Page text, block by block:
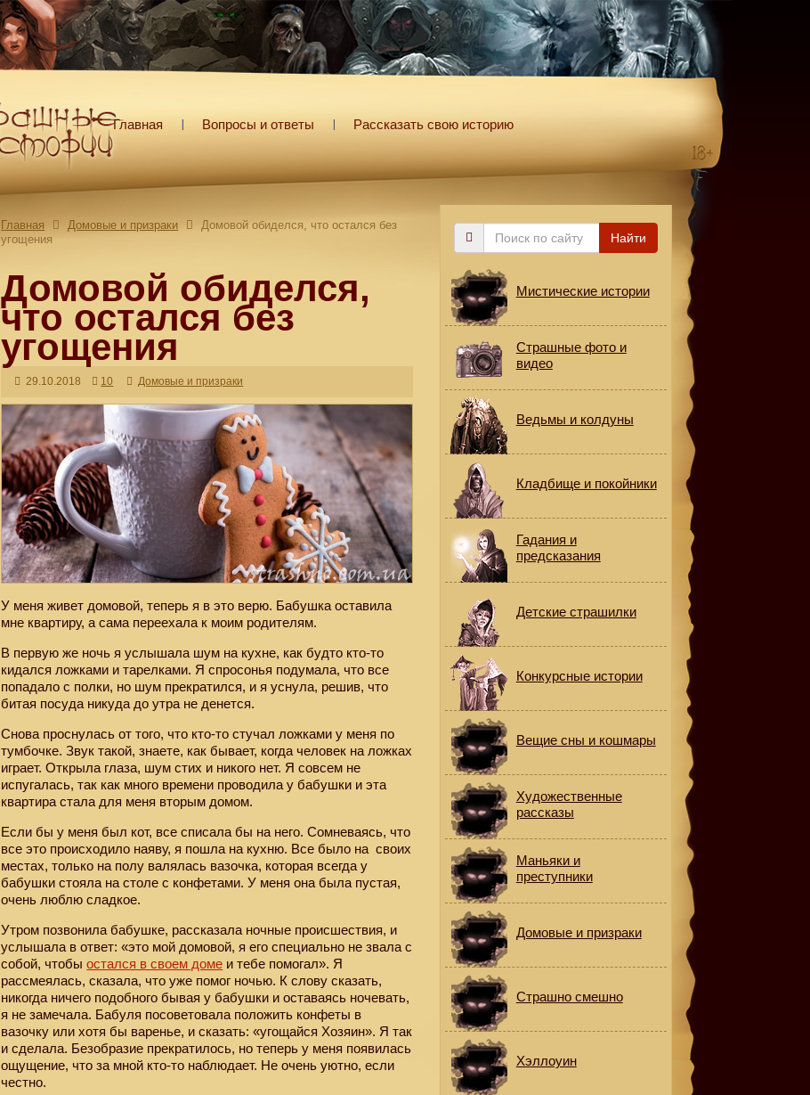
Главная Вопросы и ответы Рассказать свою историю
Главная Домовые и призраки
Домовой обиделся, что остался без
угощения
Домовой обиделся,
что остался без
угощения
29.10.2018 10 Домовые и призраки
У меня живет домовой, теперь я в это верю. Бабушка оставила
мне квартиру, а сама переехала к моим родителям.
В первую же ночь я услышала шум на кухне, как будто кто-то
кидался ложками и тарелками. Я спросонья подумала, что все
попадало с полки, но шум прекратился, и я уснула, решив, что
битая посуда никуда до утра не денется.
Снова проснулась от того, что кто-то стучал ложками у меня по
тумбочке. Звук такой, знаете, как бывает, когда человек на ложках
играет. Открыла глаза, шум стих и никого нет. Я совсем не
испугалась, так как много времени проводила у бабушки и эта
квартира стала для меня вторым домом.
Если бы у меня был кот, все списала бы на него. Сомневаясь, что
все это происходило наяву, я пошла на кухню. Все было на своих
местах, только на полу валялась вазочка, которая всегда у
бабушки стояла на столе с конфетами. У меня она была пустая,
очень люблю сладкое.
Утром позвонила бабушке, рассказала ночные происшествия, и
услышала в ответ: «это мой домовой, я его специально не звала с
собой, чтобыостался в своем доме и тебе помогал». Я
рассмеялась, сказала, что уже помог ночью. К слову сказать,
никогда ничего подобного бывая у бабушки и оставаясь ночевать,
я не замечала. Бабуля посоветовала положить конфеты в
вазочку или хотя бы варенье, и сказать: «угощайся Хозяин». Я так
и сделала. Безобразие прекратилось, но теперь у меня появилась
ощущение, что за мной кто-то наблюдает. Не очень уютно, если
честно.
Поиск
Найти
Мистические истории
Страшные фото и
видео
Ведьмы и колдуны
Кладбище и покойники
Гадания и
предсказания
Детские страшилки
Конкурсные истории
Вещие сны и кошмары
Художественные
рассказы
Маньяки и
преступники
Домовые и призраки
Страшно смешно
Хэллоуин